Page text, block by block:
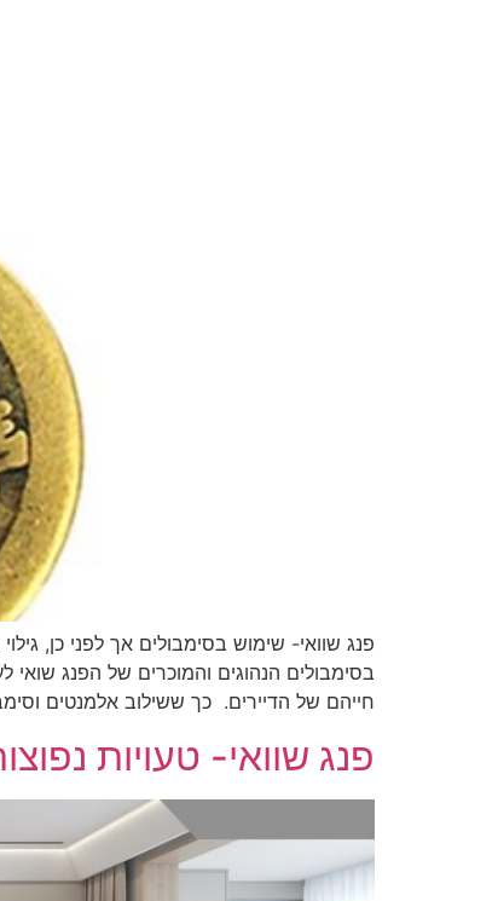
פנג שוואי- שימוש בסימבולים אך לפני כן,
בסימבולים הנהוגים והמוכרים של הפנג
חייהם של הדיירים. כך ששילוב אלמנטים
פנג שוואי- טעויות